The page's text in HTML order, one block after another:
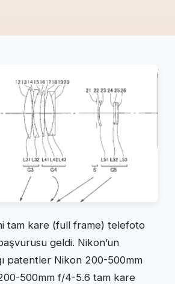
tam kare (full frame) telefoto
geldi. Nikon’un
patentler Nikon 200-500mm
500mm f/4-5.6 tam kare